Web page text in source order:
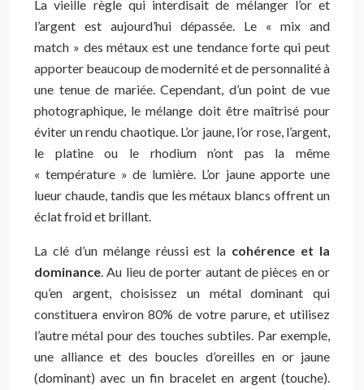
La vieille règle qui interdisait de mélanger l’or et
l’argent est aujourd’hui dépassée. Le « mix and
match » des métaux est une tendance forte qui peut
apporter beaucoup de modernité et de personnalité à
une tenue de mariée. Cependant, d’un point de vue
photographique, le mélange doit être maîtrisé pour
éviter un rendu chaotique. L’or jaune, l’or rose, l’argent,
le platine ou le rhodium n’ont pas la même
« température » de lumière. L’or jaune apporte une
lueur chaude, tandis que les métaux blancs offrent un
éclat froid et brillant.
La clé d’un mélange réussi est la cohérence et la
dominance. Au lieu de porter autant de pièces en or
qu’en argent, choisissez un métal dominant qui
constituera environ 80% de votre parure, et utilisez
l’autre métal pour des touches subtiles. Par exemple,
une alliance et des boucles d’oreilles en or jaune
(dominant) avec un fin bracelet en argent (touche).